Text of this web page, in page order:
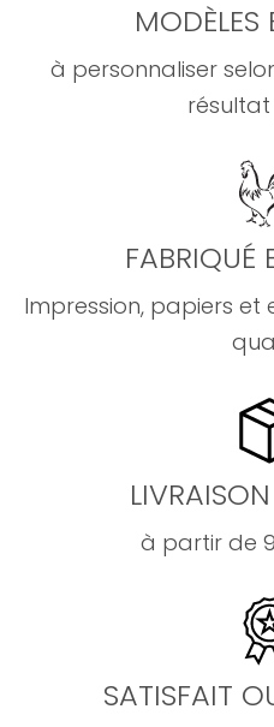
MODÈLES
à personnaliser
FABRIQUÉ
Impression, papiers
à partir de
SATISFAIT